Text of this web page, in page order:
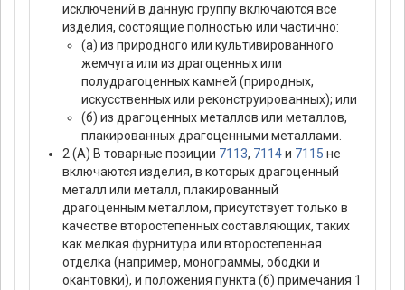
исключений в данную группу включаются все
изделия, состоящие полностью или частично:
(а) из природного или культивированного
жемчуга или из драгоценных или
полудрагоценных камней (природных,
искусственных или реконструированных); или
(б) из драгоценных металлов или металлов,
плакированных драгоценными металлами.
2 (А) В товарные позиции 7113, 7114и 7115 не
включаются изделия, в которых драгоценный
металл или металл, плакированный
драгоценным металлом, присутствует только в
качестве второстепенных составляющих, таких
как мелкая фурнитура или второстепенная
отделка (например, монограммы, ободки и
окантовки), и положения пункта (б) примечания 1